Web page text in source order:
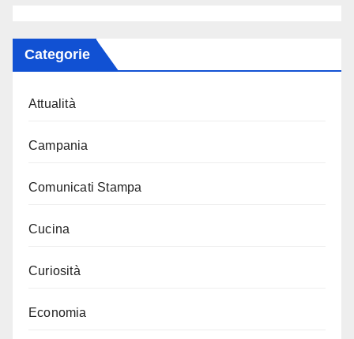
Categorie
Attualità
Campania
Comunicati Stampa
Cucina
Curiosità
Economia